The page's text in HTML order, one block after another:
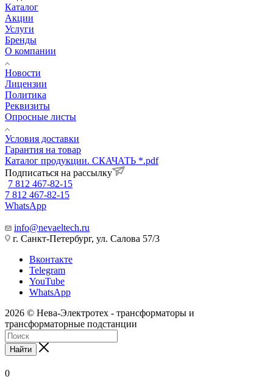
Каталог
Акции
Услуги
Бренды
О компании
Новости
Лицензии
Политика
Реквизиты
Опросные листы
Условия доставки
Гарантия на товар
Каталог продукции. СКАЧАТЬ *.pdf
Подписаться на рассылку
7 812 467-82-15
7 812 467-82-15
WhatsApp
info@nevaeltech.ru
г. Санкт-Петербург, ул. Салова 57/3
Вконтакте
Telegram
YouTube
WhatsApp
2026 © Нева-Электротех - трансформаторы и
трансформаторные подстанции
Найти
0